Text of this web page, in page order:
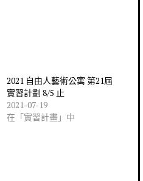
2021 自由人藝術公寓 第21屆
實習計劃 8/5 止
2021-07-19
在「實習計畫」中